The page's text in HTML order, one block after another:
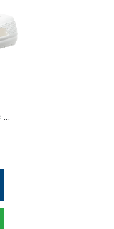
crocs - sandalias classic clog para hombre